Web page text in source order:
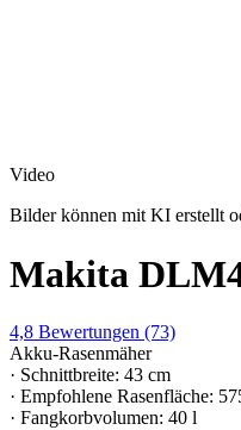
Video
Bilder können mit KI erstellt
Makita
4,8 Bewertungen (73)
Akku-Rasenmäher
· Schnittbreite: 43 cm
· Empfohlene Rasenfläche:
· Fangkorbvolumen: 40 l